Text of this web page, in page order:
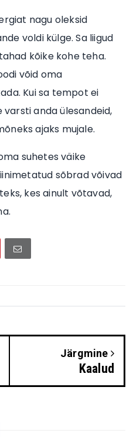
nagu oleksid
voldi külge. Sa liigud
kõike kohe teha.
võid oma
Kui sa tempot ei
varsti anda ülesandeid,
ajaks mujale.
suhetes väike
sõbrad võivad
kes ainult võtavad,
Järgmine
Kaalud